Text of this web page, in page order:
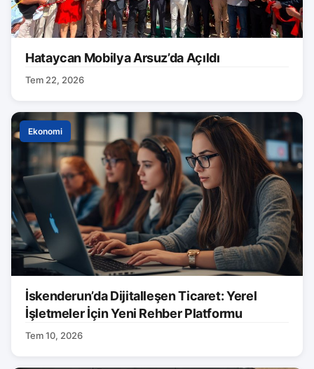
Hataycan Mobilya Arsuz’da Açıldı
Tem 22, 2026
Ekonomi
İskenderun’da Dijitalleşen Ticaret: Yerel
İşletmeler İçin Yeni Rehber Platformu
Tem 10, 2026